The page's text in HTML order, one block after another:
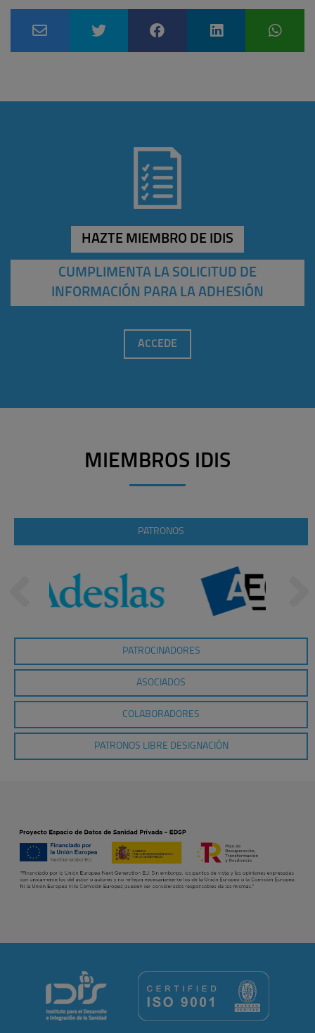
HAZTE MIEMBRO DE IDIS
CUMPLIMENTA LA SOLICITUD DE
INFORMACIÓN PARA LA ADHESIÓN
ACCEDE
MIEMBROS IDIS
PATRONOS
PATROCINADORES
ASOCIADOS
COLABORADORES
PATRONOS LIBRE DESIGNACIÓN